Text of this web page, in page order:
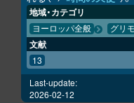
地域・カテゴリ
ヨーロッパ全般 グリ
文献
13
Last-update:
2026-02-12